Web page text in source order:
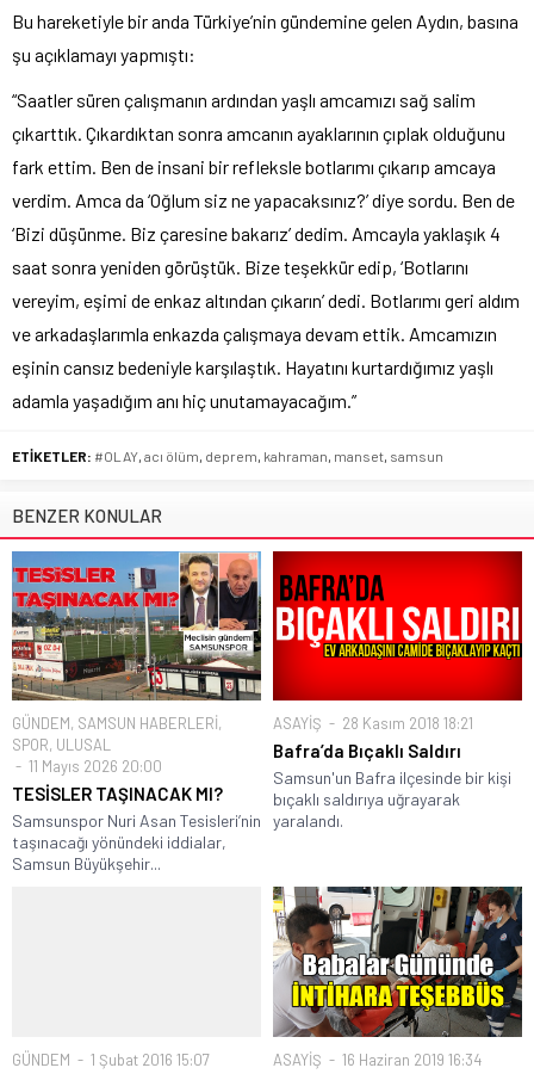
Bu hareketiyle bir anda Türkiye’nin gündemine gelen Aydın, basına
şu açıklamayı yapmıştı:
“Saatler süren çalışmanın ardından yaşlı amcamızı sağ salim
çıkarttık. Çıkardıktan sonra amcanın ayaklarının çıplak olduğunu
fark ettim. Ben de insani bir refleksle botlarımı çıkarıp amcaya
verdim. Amca da ‘Oğlum siz ne yapacaksınız?’ diye sordu. Ben de
‘Bizi düşünme. Biz çaresine bakarız’ dedim. Amcayla yaklaşık 4
saat sonra yeniden görüştük. Bize teşekkür edip, ‘Botlarını
vereyim, eşimi de enkaz altından çıkarın’ dedi. Botlarımı geri aldım
ve arkadaşlarımla enkazda çalışmaya devam ettik. Amcamızın
eşinin cansız bedeniyle karşılaştık. Hayatını kurtardığımız yaşlı
adamla yaşadığım anı hiç unutamayacağım.”
ETİKETLER: #OLAY, acı ölüm, deprem, kahraman, manset, samsun
BENZER KONULAR
GÜNDEM, SAMSUN HABERLERİ,
SPOR, ULUSAL
11 Mayıs 2026 20:00
TESİSLER TAŞINACAK MI?
Samsunspor Nuri Asan Tesisleri’nin
taşınacağı yönündeki iddialar,
Samsun Büyükşehir...
ASAYİŞ 28 Kasım 2018 18:21
Bafra’da Bıçaklı Saldırı
Samsun'un Bafra ilçesinde bir kişi
bıçaklı saldırıya uğrayarak
yaralandı.
GÜNDEM 1 Şubat 2016 15:07 ASAYİŞ 16 Haziran 2019 16:34